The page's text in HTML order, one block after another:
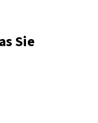
Sie